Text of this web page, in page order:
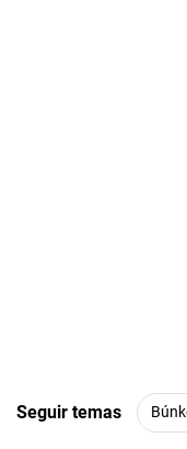
Seguir temas